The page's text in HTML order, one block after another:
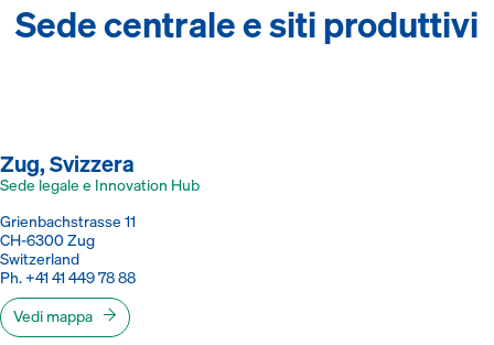
Sede centrale e siti produttivi
Zug, Svizzera
Sede legale e Innovation Hub
Grienbachstrasse 11
CH-6300 Zug
Switzerland
Ph. +41 41 449 78 88
Vedi mappa